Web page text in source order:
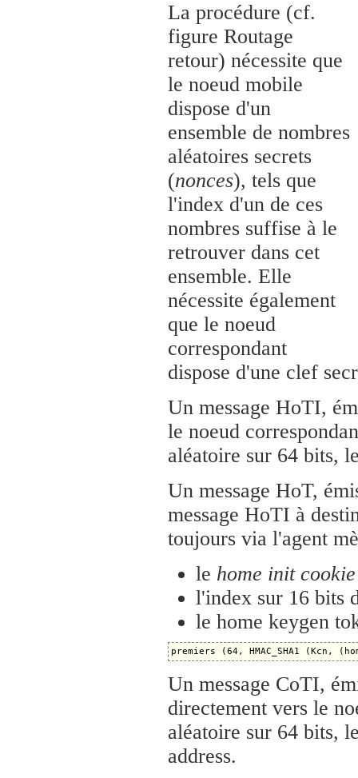
La procédure (cf.
figure Routage
retour) nécessite que
le noeud mobile
dispose d'un
ensemble de nombres
aléatoires secrets
(nonces), tels que
l'index d'un de ces
nombres suffise à le
retrouver dans cet
ensemble. Elle
nécessite également
que le noeud
correspondant
dispose d'une clef
Un message HoTI,
le noeud
aléatoire sur 64 bits,
Un message HoT,
message HoTI à
toujours via l'agent
le home init cookie
l'index sur 16 bits
le home keygen
Un message CoTI,
directement vers le
aléatoire sur 64 bits,
address.